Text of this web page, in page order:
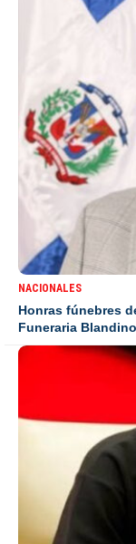
NACIONALES
Honras fúnebres
Funeraria Blandino